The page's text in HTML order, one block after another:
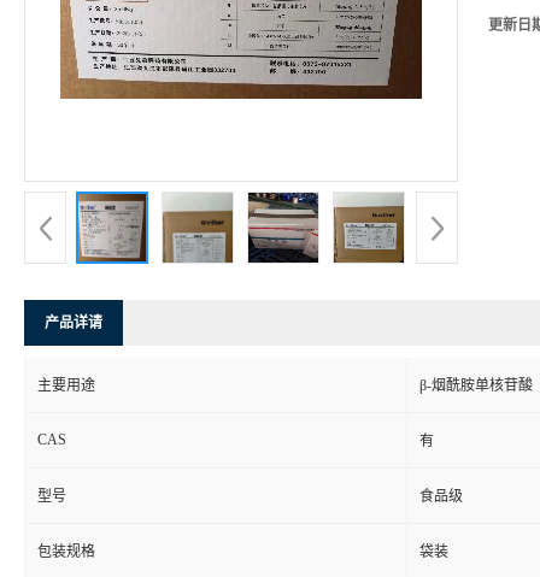
更新日
产品详请
主要用途 β-烟酰胺单核苷酸
CAS 有
型号 食品级
包装规格 袋装